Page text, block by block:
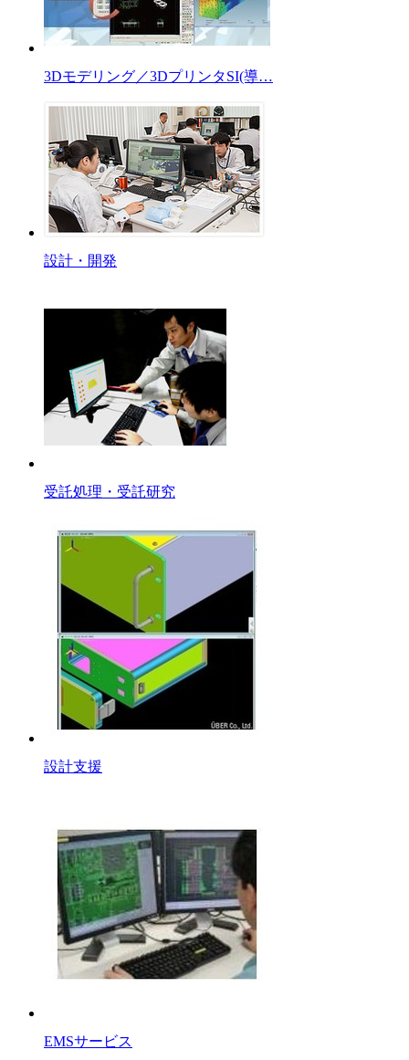
3Dモデリング／3DプリンタSI(導…
設計・開発
受託処理・受託研究
設計支援
EMSサービス